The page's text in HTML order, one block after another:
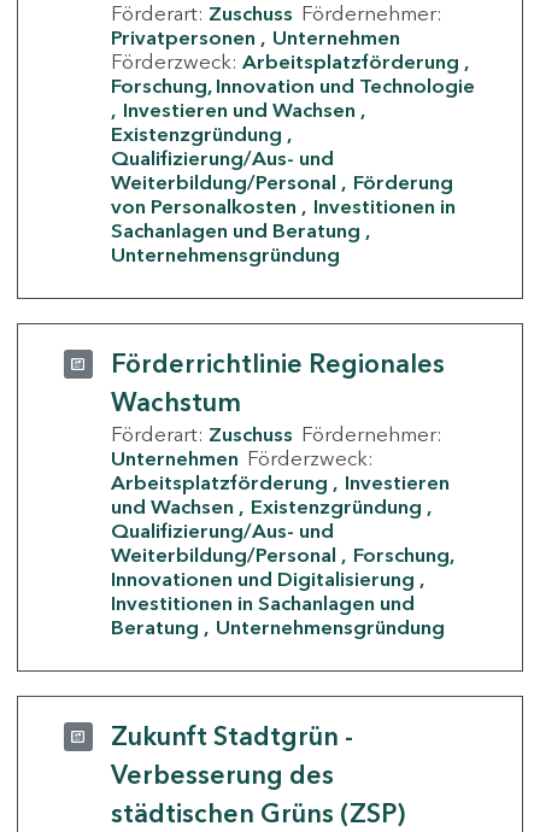
Förderart: Zuschuss Fördernehmer:
Privatpersonen
Unternehmen
Förderzweck: Arbeitsplatzförderung
Forschung, Innovation und Technologie
Investieren und Wachsen
Existenzgründung
Qualifizierung/Aus- und
Weiterbildung/Personal
Förderung
von Personalkosten
Investitionen in
Sachanlagen und Beratung
Unternehmensgründung
Förderrichtlinie Regionales
Wachstum
Förderart: Zuschuss Fördernehmer:
Unternehmen Förderzweck:
Arbeitsplatzförderung
Investieren
und Wachsen
Existenzgründung
Qualifizierung/Aus- und
Weiterbildung/Personal
Forschung,
Innovationen und Digitalisierung
Investitionen in Sachanlagen und
Beratung
Unternehmensgründung
Zukunft Stadtgrün -
Verbesserung des
städtischen Grüns (ZSP)